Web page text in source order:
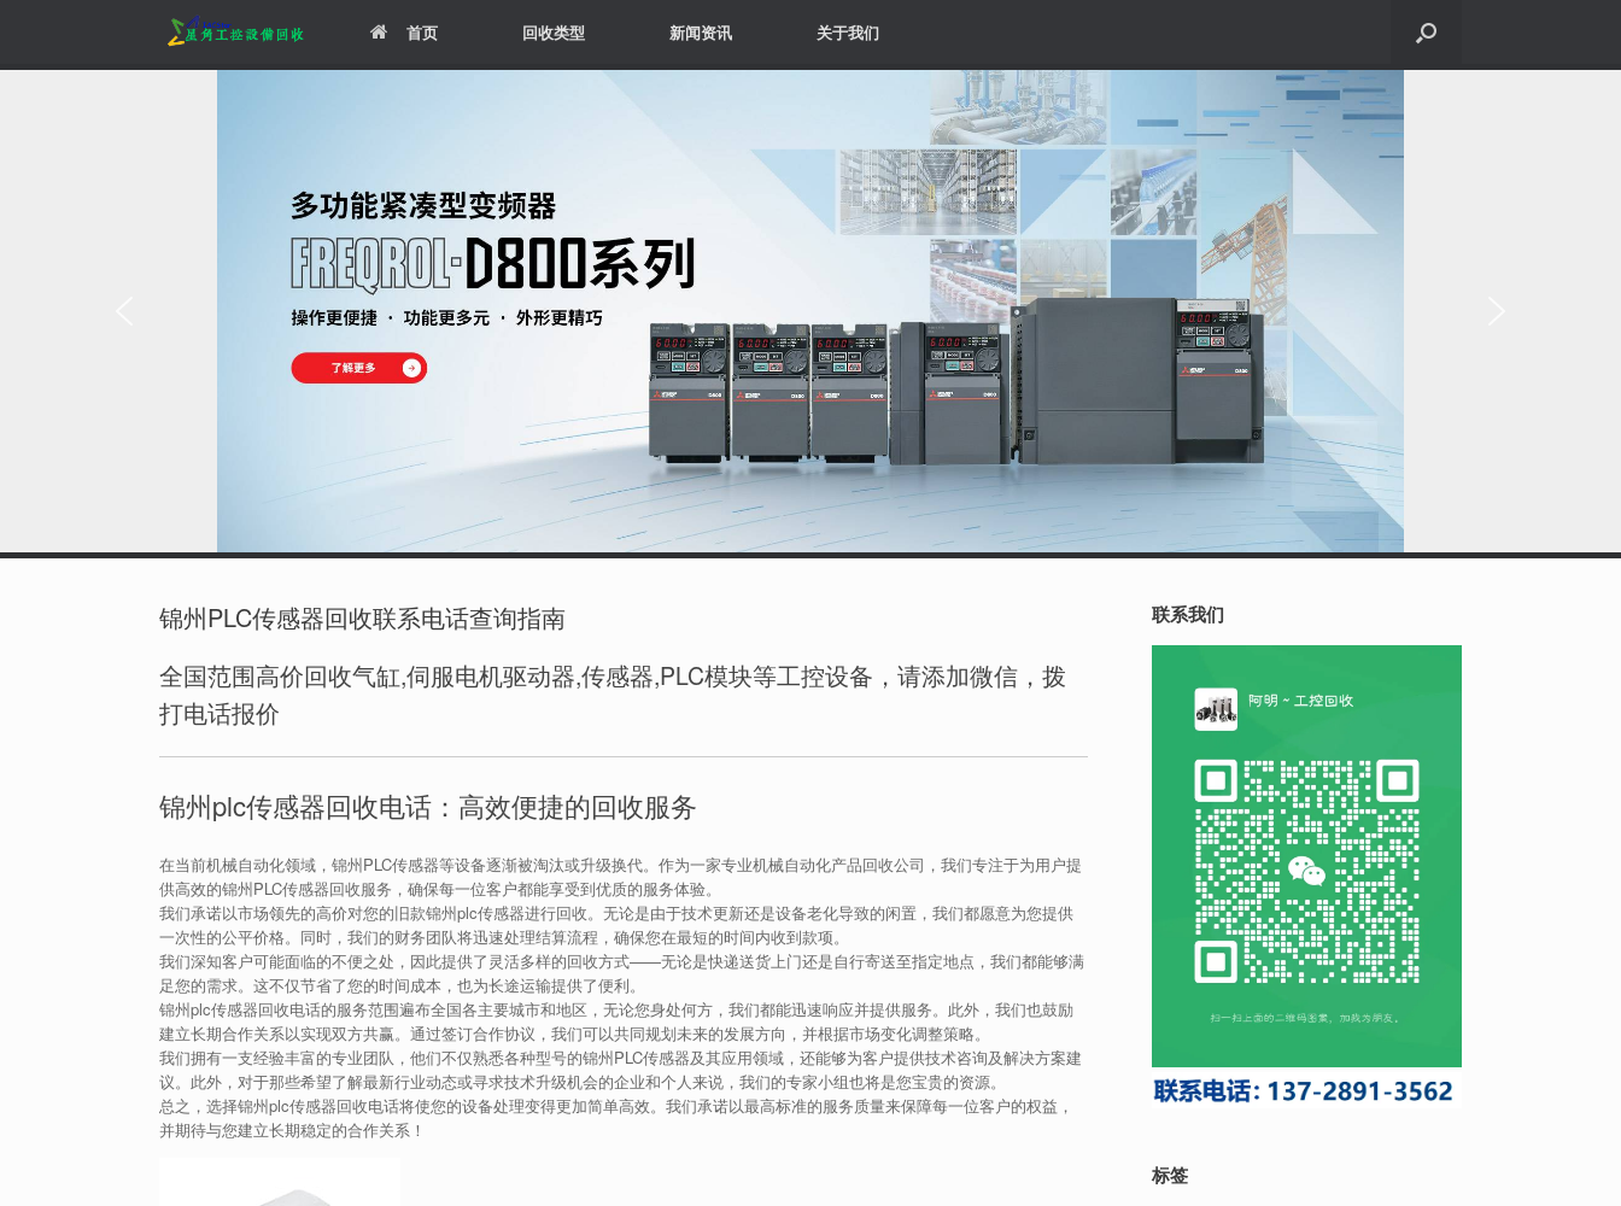
首页 回收类型 新闻资讯 关于我们
锦州PLC传感器回收联系电话查询指南
全国范围高价回收气缸,伺服电机驱动器,传感器,PLC模块等工控设备，请添加微信，拨
打电话报价
锦州plc传感器回收电话：高效便捷的回收服务
在当前机械自动化领域，锦州PLC传感器等设备逐渐被淘汰或升级换代。作为一家专业机械自动化产品回收公司，我们专注于为用户提
供高效的锦州PLC传感器回收服务，确保每一位客户都能享受到优质的服务体验。
我们承诺以市场领先的高价对您的旧款锦州plc传感器进行回收。无论是由于技术更新还是设备老化导致的闲置，我们都愿意为您提供
一次性的公平价格。同时，我们的财务团队将迅速处理结算流程，确保您在最短的时间内收到款项。
我们深知客户可能面临的不便之处，因此提供了灵活多样的回收方式——无论是快递送货上门还是自行寄送至指定地点，我们都能够满
足您的需求。这不仅节省了您的时间成本，也为长途运输提供了便利。
锦州plc传感器回收电话的服务范围遍布全国各主要城市和地区，无论您身处何方，我们都能迅速响应并提供服务。此外，我们也鼓励
建立长期合作关系以实现双方共赢。通过签订合作协议，我们可以共同规划未来的发展方向，并根据市场变化调整策略。
我们拥有一支经验丰富的专业团队，他们不仅熟悉各种型号的锦州PLC传感器及其应用领域，还能够为客户提供技术咨询及解决方案建
议。此外，对于那些希望了解最新行业动态或寻求技术升级机会的企业和个人来说，我们的专家小组也将是您宝贵的资源。
总之，选择锦州plc传感器回收电话将使您的设备处理变得更加简单高效。我们承诺以最高标准的服务质量来保障每一位客户的权益，
并期待与您建立长期稳定的合作关系！
联系我们
标签